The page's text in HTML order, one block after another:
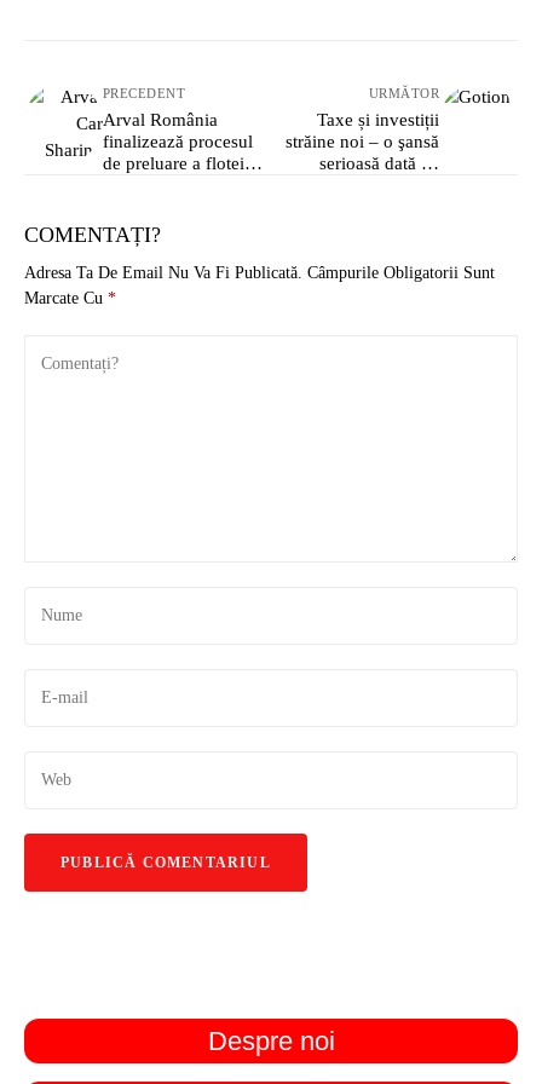
PRECEDENT
Arval România
finalizează procesul
de preluare a flotei
URMĂTOR
Taxe și investiții
străine noi – o şansă
serioasă dată de
COMENTAȚI?
Adresa Ta De Email Nu Va Fi Publicată. Câmpurile Obligatorii Sunt
Marcate Cu *
Despre noi